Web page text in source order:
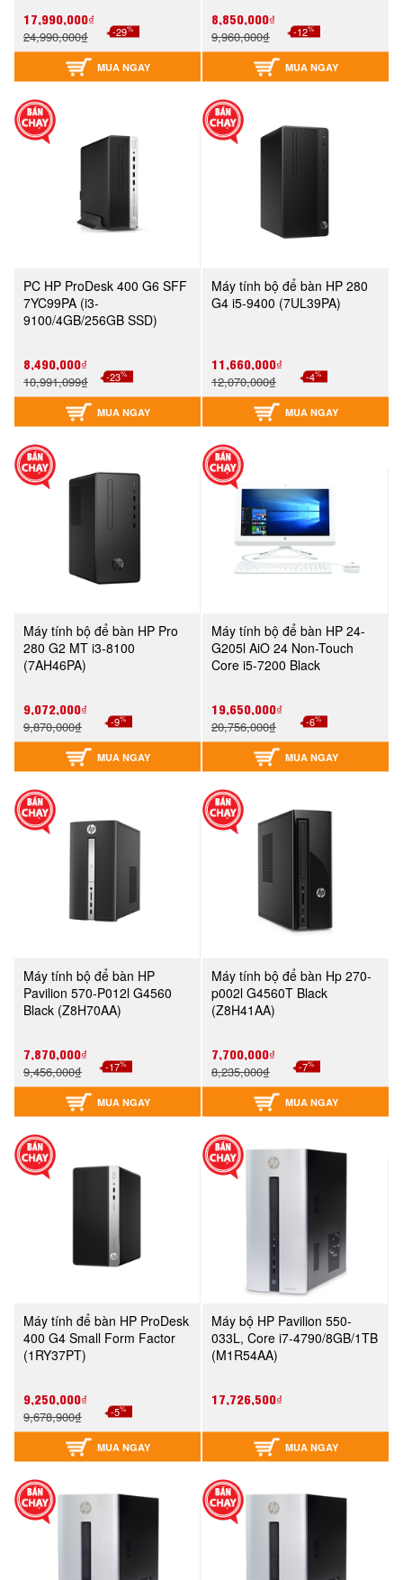
17,990,000₫
24,990,000₫ -29%
MUA NGAY
8,850,000₫
9,960,000₫ -12%
MUA NGAY
PC HP ProDesk 400 G6 SFF
7YC99PA (i3-
9100/4GB/256GB SSD)
8,490,000₫
10,991,099₫ -23%
MUA NGAY
Máy tính bộ để bàn HP 280
G4 i5-9400 (7UL39PA)
11,660,000₫
12,070,000₫ -4%
MUA NGAY
Máy tính bộ để bàn HP Pro
280 G2 MT i3-8100
(7AH46PA)
9,072,000₫
9,870,000₫ -9%
MUA NGAY
Máy tính bộ để bàn HP 24-
G205l AiO 24 Non-Touch
Core i5-7200 Black
19,650,000₫
20,756,000₫ -6%
MUA NGAY
Máy tính bộ để bàn HP
Pavilion 570-P012l G4560
Black (Z8H70AA)
7,870,000₫
9,456,000₫ -17%
MUA NGAY
Máy tính bộ để bàn Hp 270-
p002l G4560T Black
(Z8H41AA)
7,700,000₫
8,235,000₫ -7%
MUA NGAY
Máy tính để bàn HP ProDesk
400 G4 Small Form Factor
(1RY37PT)
9,250,000₫
9,678,900₫ -5%
MUA NGAY
Máy bộ HP Pavilion 550-
033L, Core i7-4790/8GB/1TB
(M1R54AA)
17,726,500₫
MUA NGAY